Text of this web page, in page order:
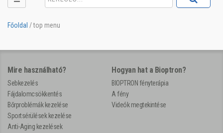
Főoldal /top menu
Mire használható?
Sebkezelés
Fájdalomcsökkentés
Bőrproblémák kezelése
Sportsérülések kezelése
Anti-Aging kezelések
Hogyan hat a Bioptron?
BIOPTRON fényterápia
A fény
Videók megtekintése